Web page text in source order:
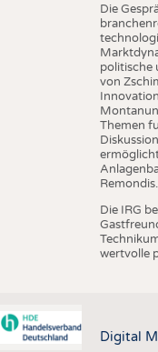
Die
politische
von
Themen
Remondis.
Die IRG
wertvolle
Digital